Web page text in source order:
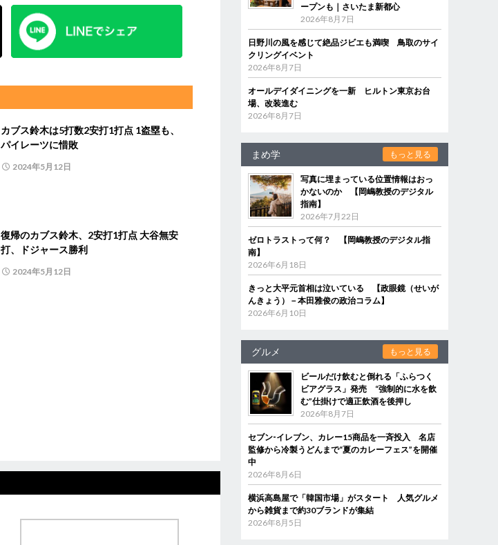
カブス鈴木は5打数2安打1打点 1盗塁も、
パイレーツに惜敗
2024年5月12日
復帰のカブス鈴木、2安打1打点 大谷無安
打、ドジャース勝利
2024年5月12日
ープンも｜さいたま新都心
2026年8月7日
日野川の風を感じて絶品ジビエも満喫 鳥取のサイ
クリングイベント
2026年8月7日
オールデイダイニングを一新 ヒルトン東京お台
場、改装進む
2026年8月7日
まめ学 もっと見る
写真に埋まっている位置情報はおっ
かないのか 【岡嶋教授のデジタル
指南】
2026年7月22日
ゼロトラストって何？ 【岡嶋教授のデジタル指
南】
2026年6月18日
きっと大平元首相は泣いている 【政眼鏡（せいが
んきょう）－本田雅俊の政治コラム】
2026年6月10日
グルメ もっと見る
ビールだけ飲むと倒れる「ふらつく
ビアグラス」発売 “強制的に水を飲
む”仕掛けで適正飲酒を後押し
2026年8月7日
セブン‐イレブン、カレー15商品を一斉投入 名店
監修から冷製うどんまで“夏のカレーフェス”を開催
中
2026年8月6日
横浜高島屋で「韓国市場」がスタート 人気グルメ
から雑貨まで約30ブランドが集結
2026年8月5日